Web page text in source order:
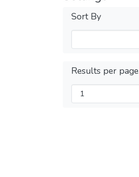
Sort By
Results per page